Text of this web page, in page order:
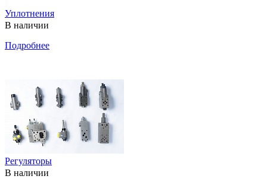
Уплотнения
В наличии
Подробнее
Регуляторы
В наличии